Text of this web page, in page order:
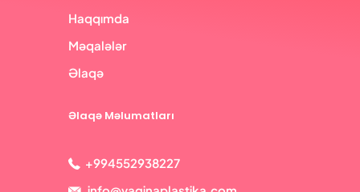
Haqqımda
Məqalələr
Əlaqə
Əlaqə Məlumatları
+994552938227